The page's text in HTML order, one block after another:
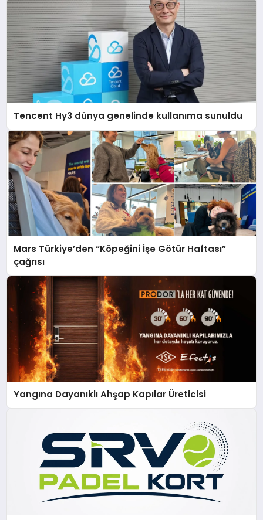
Tencent Hy3 dünya genelinde kullanıma sunuldu
Mars Türkiye’den “Köpeğini İşe Götür Haftası”
çağrısı
Yangına Dayanıklı Ahşap Kapılar Üreticisi